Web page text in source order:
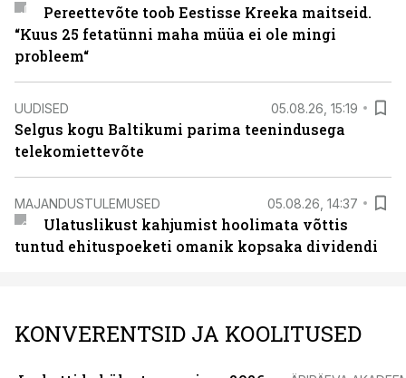
Pereettevõte toob Eestisse Kreeka maitseid.
“Kuus 25 fetatünni maha müüa ei ole mingi
probleem“
UUDISED 05.08.26, 15:19
Selgus kogu Baltikumi parima teenindusega
telekomiettevõte
MAJANDUSTULEMUSED 05.08.26, 14:37
Ulatuslikust kahjumist hoolimata võttis
tuntud ehituspoeketi omanik kopsaka dividendi
KONVERENTSID JA KOOLITUSED